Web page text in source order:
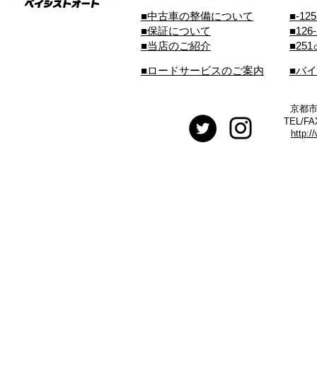
■中古車の整備について
■保証について
■当店のご紹介
■-
■251
■ロードサービスのご案内 ■バ
京都
TEL/